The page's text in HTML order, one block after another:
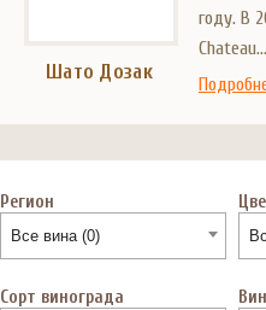
Шато Дозак
году. В
Chateau...
Регион
Все вина (0)
Сорт винограда